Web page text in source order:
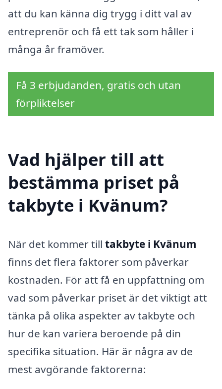
att du kan känna dig trygg i ditt val av
entreprenör och få ett tak som håller i
många år framöver.
Få 3 erbjudanden, gratis och utan
förpliktelser
Vad hjälper till att
bestämma priset på
takbyte i Kvänum?
När det kommer till takbyte i Kvänum
finns det flera faktorer som påverkar
kostnaden. För att få en uppfattning om
vad som påverkar priset är det viktigt att
tänka på olika aspekter av takbyte och
hur de kan variera beroende på din
specifika situation. Här är några av de
mest avgörande faktorerna: